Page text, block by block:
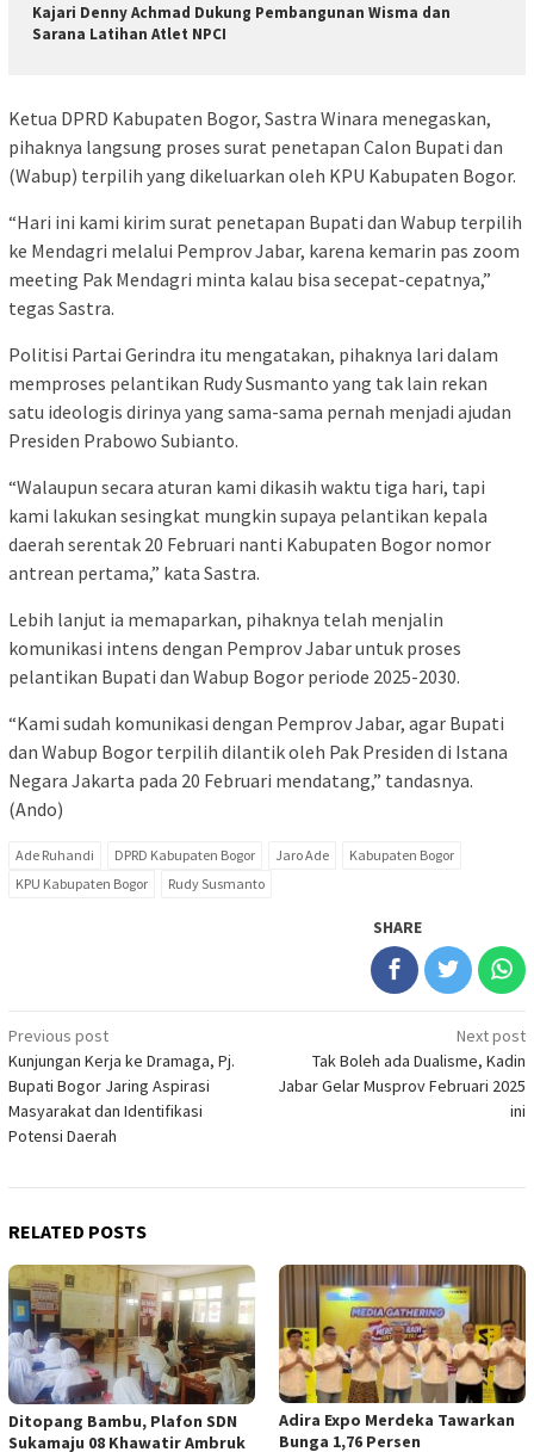
Kajari Denny Achmad Dukung Pembangunan Wisma dan
Sarana Latihan Atlet NPCI
Ketua DPRD Kabupaten Bogor, Sastra Winara menegaskan,
pihaknya langsung proses surat penetapan Calon Bupati dan
(Wabup) terpilih yang dikeluarkan oleh KPU Kabupaten Bogor.
“Hari ini kami kirim surat penetapan Bupati dan Wabup terpilih
ke Mendagri melalui Pemprov Jabar, karena kemarin pas zoom
meeting Pak Mendagri minta kalau bisa secepat-cepatnya,”
tegas Sastra.
Politisi Partai Gerindra itu mengatakan, pihaknya lari dalam
memproses pelantikan Rudy Susmanto yang tak lain rekan
satu ideologis dirinya yang sama-sama pernah menjadi ajudan
Presiden Prabowo Subianto.
“Walaupun secara aturan kami dikasih waktu tiga hari, tapi
kami lakukan sesingkat mungkin supaya pelantikan kepala
daerah serentak 20 Februari nanti Kabupaten Bogor nomor
antrean pertama,” kata Sastra.
Lebih lanjut ia memaparkan, pihaknya telah menjalin
komunikasi intens dengan Pemprov Jabar untuk proses
pelantikan Bupati dan Wabup Bogor periode 2025-2030.
“Kami sudah komunikasi dengan Pemprov Jabar, agar Bupati
dan Wabup Bogor terpilih dilantik oleh Pak Presiden di Istana
Negara Jakarta pada 20 Februari mendatang,” tandasnya.
(Ando)
Ade Ruhandi DPRD Kabupaten Bogor Jaro Ade
Kabupaten Bogor
KPU Kabupaten Bogor
Rudy Susmanto
SHARE
Post
navigation
Previous post
Kunjungan Kerja ke Dramaga, Pj.
Bupati Bogor Jaring Aspirasi
Masyarakat dan Identifikasi
Potensi Daerah
Next post
Tak Boleh ada Dualisme, Kadin
Jabar Gelar Musprov Februari 2025
ini
RELATED POSTS
Ditopang Bambu, Plafon SDN
Sukamaju 08 Khawatir Ambruk
Adira Expo Merdeka Tawarkan
Bunga 1,76 Persen